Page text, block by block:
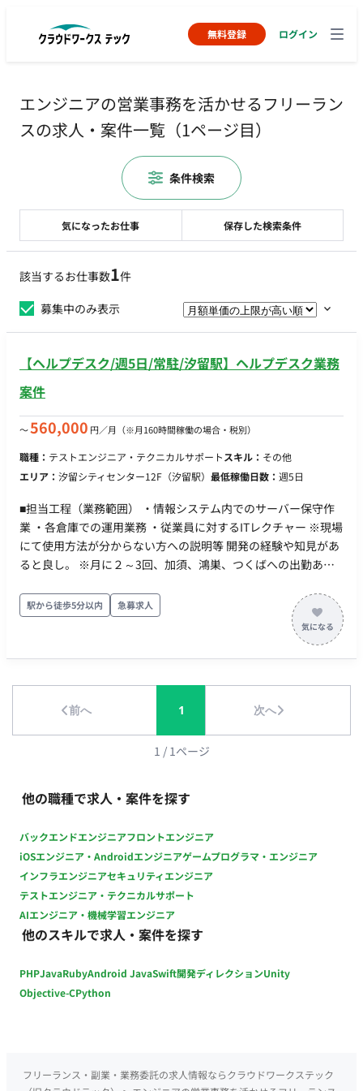
無料登録 ログイン
エンジニアの営業事務を活かせるフリーラン
スの求人・案件一覧（1ページ目）
該当するお仕事数1件
募集中のみ表示
【ヘルプデスク/週5日/常駐/汐留駅】ヘルプデスク業務
案件
〜560,000 円／月 （※月160時間稼働の場合・税別）
職種： テストエンジニア・テクニカルサポートスキル： その他
エリア： 汐留シティセンター12F（汐留駅） 最低稼働日数： 週5日
■担当工程（業務範囲） ・情報システム内でのサーバー保守作
業 ・各倉庫での運用業務 ・従業員に対するITレクチャー ※現場
にて使用方法が分からない方への説明等 開発の経験や知見があ
ると良し。 ※月に２～3回、加須、鴻巣、つくばへの出勤あり
【備考】 ・PC貸与
駅から徒歩5分以内 急募求人
前へ 1 次へ
1 / 1ページ
他の職種で求人・案件を探す
バックエンドエンジニアフロントエンジニア
iOSエンジニア・Androidエンジニアゲームプログラマ・エンジニア
インフラエンジニアセキュリティエンジニア
テストエンジニア・テクニカルサポート
AIエンジニア・機械学習エンジニア
他のスキルで求人・案件を探す
PHPJavaRubyAndroid JavaSwift開発ディレクションUnity
Objective-CPython
気になったお仕事 保存した検索条件
条件検索
フリーランス・副業・業務委託の求人情報ならクラウドワークステック